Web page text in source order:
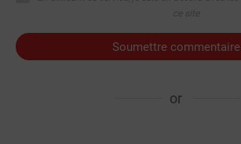
Soumettre commentaire
or